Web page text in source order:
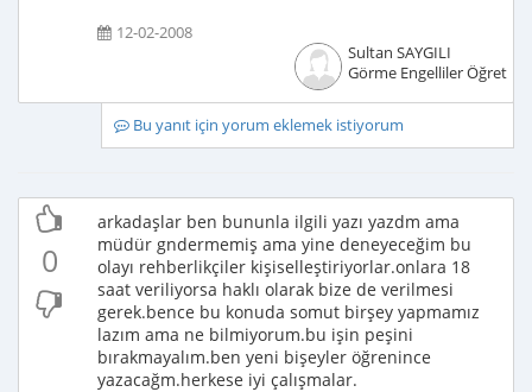
12-02-2008
Sultan SAYGILI
Görme Engelliler
Bu yanıt için yorum eklemek istiyorum
0
arkadaşlar ben bununla ilgili yazı yazdm ama
müdür gndermemiş ama yine deneyeceğim bu
olayı rehberlikçiler kişiselleştiriyorlar.onlara 18
saat veriliyorsa haklı olarak bize de verilmesi
gerek.bence bu konuda somut birşey yapmamız
lazım ama ne bilmiyorum.bu işin peşini
bırakmayalım.ben yeni bişeyler öğrenince
yazacağm.herkese iyi çalışmalar.